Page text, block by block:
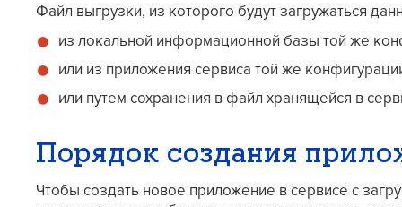
Файл выгрузки, из которого будут загружаться
из локальной информационной базы той же
или из приложения сервиса той же
или путем сохранения в файл хранящейся в
Порядок создания
Чтобы создать новое приложение в сервисе с